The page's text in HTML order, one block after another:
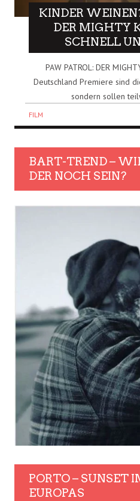
KINDER
DER MIGHTY
SCHNELL
PAW PATROL: DER
Deutschland Premiere sind
sondern sollen
FILM
BART-TREND –
DER NOCH SEIN?
PORTO – SUNSET
EUROPAS